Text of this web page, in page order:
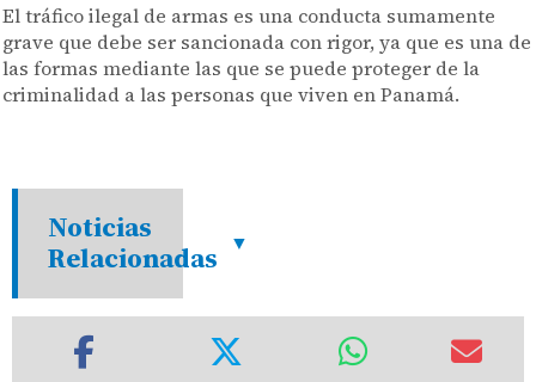
El tráfico ilegal de armas es una conducta sumamente
grave que debe ser sancionada con rigor, ya que es una de
las formas mediante las que se puede proteger de la
criminalidad a las personas que viven en Panamá.
Noticias
Relacionadas